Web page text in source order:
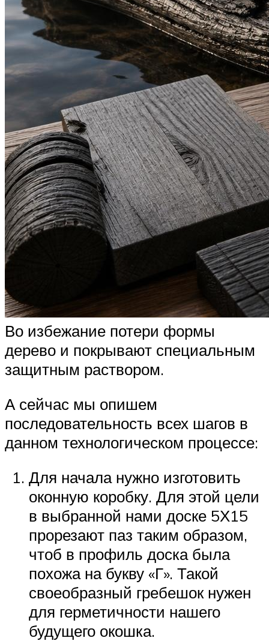
Во избежание потери формы
дерево и покрывают специальным
защитным раствором.
А сейчас мы опишем
последовательность всех шагов в
данном технологическом процессе:
Для начала нужно изготовить
оконную коробку. Для этой цели
в выбранной нами доске 5Х15
прорезают паз таким образом,
чтоб в профиль доска была
похожа на букву «Г». Такой
своеобразный гребешок нужен
для герметичности нашего
будущего окошка.